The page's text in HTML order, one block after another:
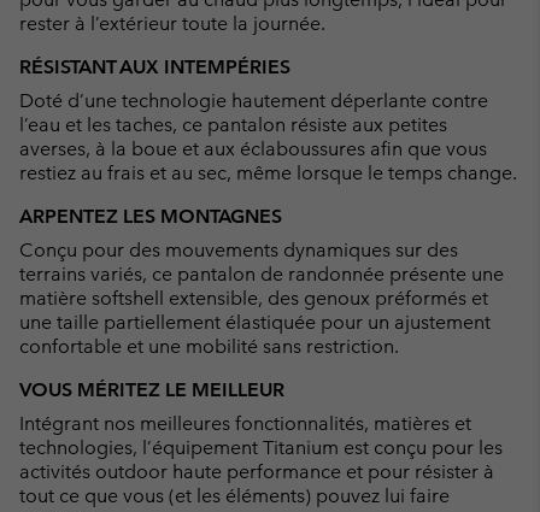
rester à l’extérieur toute la journée.
RÉSISTANT AUX INTEMPÉRIES
Doté d’une technologie hautement déperlante contre
l’eau et les taches, ce pantalon résiste aux petites
averses, à la boue et aux éclaboussures afin que vous
restiez au frais et au sec, même lorsque le temps change.
ARPENTEZ LES MONTAGNES
Conçu pour des mouvements dynamiques sur des
terrains variés, ce pantalon de randonnée présente une
matière softshell extensible, des genoux préformés et
une taille partiellement élastiquée pour un ajustement
confortable et une mobilité sans restriction.
VOUS MÉRITEZ LE MEILLEUR
Intégrant nos meilleures fonctionnalités, matières et
technologies, l’équipement Titanium est conçu pour les
activités outdoor haute performance et pour résister à
tout ce que vous (et les éléments) pouvez lui faire